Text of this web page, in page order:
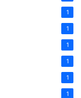
1
1
1
1
1
1